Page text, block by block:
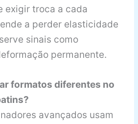
exigir troca a cada
a perder elasticidade
sinais como
permanente.
formatos diferentes no
avançados usam